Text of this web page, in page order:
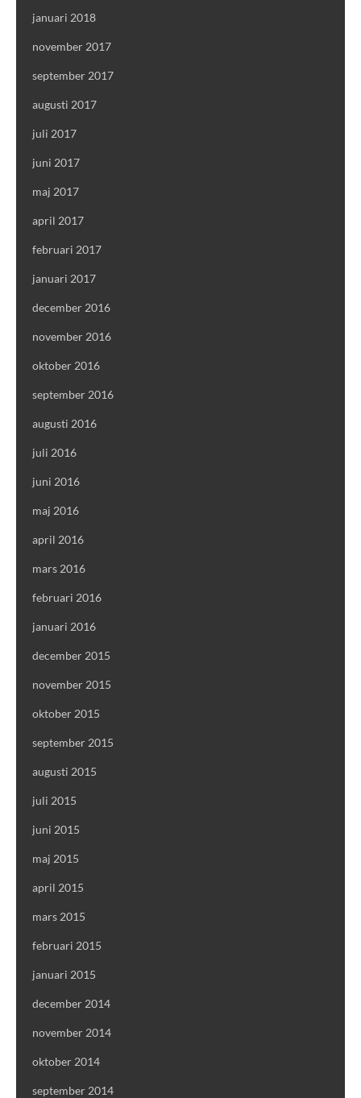
januari 2018
november 2017
september 2017
augusti 2017
juli 2017
juni 2017
maj 2017
april 2017
februari 2017
januari 2017
december 2016
november 2016
oktober 2016
september 2016
augusti 2016
juli 2016
juni 2016
maj 2016
april 2016
mars 2016
februari 2016
januari 2016
december 2015
november 2015
oktober 2015
september 2015
augusti 2015
juli 2015
juni 2015
maj 2015
april 2015
mars 2015
februari 2015
januari 2015
december 2014
november 2014
oktober 2014
september 2014